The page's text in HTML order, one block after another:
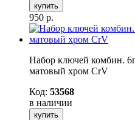
купить
950 р.
Набор ключей комбин.
матовый хром CrV
Код: 53568
в наличии
купить